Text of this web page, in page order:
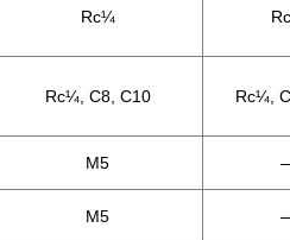
Rc¼
Rc¼, C8, C10 Rc¼,
M5
M5